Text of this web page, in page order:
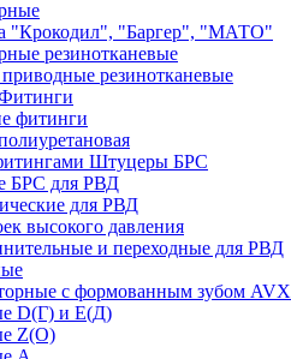
"Крокодил", "Баргер", "МАТО"
резинотканевые
резинотканевые
фитинги
Штуцеры БРС
БРС для РВД
для РВД
высокого давления
и переходные для РВД
с формованным зубом AVX
D(Г) и Е(Д)
Z(О)